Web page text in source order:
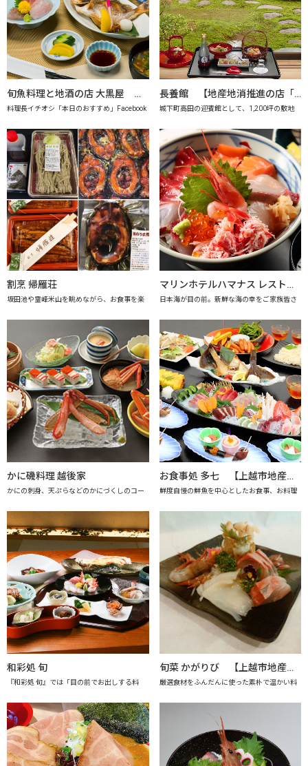
旬魚料理と地酒の店 大黒屋 【地産地消推進の店「プレミアム認定店」】
料理長イチオシ「本日のおすすめ」Facebook
長養館 【地産地消推進の店「プレミアム認定店」】
城下町高田の迎賓館として、1,200坪の敷地
割烹 帰雁荘
坂田池や霊峰米山を眺めながら、お食事を楽
マリンホテルハマナス レストラン海月【地産地消推進の店「プレミアム認定店」】
日本海が目の前。新鮮な海の幸をご家族皆さ
かに磯料理 越後家
かにの刺身、天ぷらなどのかにづくしのコー
お食事処 多七 【上越市地産地消推進の店認定店】
鮮度自慢の鮮魚を中心としたお食事、お料理
和彩処 旬
『和彩処 旬』では「目の前でお出しする料
旬菜 かがりび 【上越市地産地消推進の店認定店】
厳選食材をふんだんに使った素朴で温かい料